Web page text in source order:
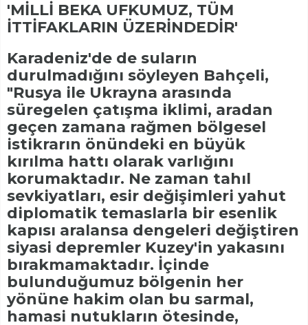
'MİLLİ BEKA UFKUMUZ, TÜM
İTTİFAKLARIN ÜZERİNDEDİR'
Karadeniz'de de suların
durulmadığını söyleyen Bahçeli,
"Rusya ile Ukrayna arasında
süregelen çatışma iklimi, aradan
geçen zamana rağmen bölgesel
istikrarın önündeki en büyük
kırılma hattı olarak varlığını
korumaktadır. Ne zaman tahıl
sevkiyatları, esir değişimleri yahut
diplomatik temaslarla bir esenlik
kapısı aralansa dengeleri değiştiren
siyasi depremler Kuzey'in yakasını
bırakmamaktadır. İçinde
bulunduğumuz bölgenin her
yönüne hakim olan bu sarmal,
hamasi nutukların ötesinde,